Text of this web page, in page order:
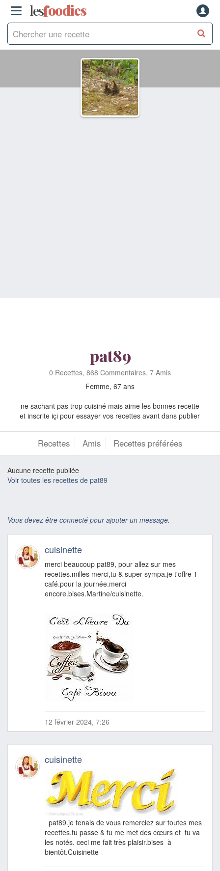
lesfoodies
pat89
0 Recettes, 868 Commentaires, 7 Amis
Femme, 67 ans
ne sachant pas trop cuisiné mais aime les bonnes recette
et inscrite içi pour essayer vos recettes avant dans publier
Recettes Amis Recettes préférées
Aucune recette publiée
Voir toutes les recettes de pat89
Vous devez être connecté pour ajouter un message.
cuisinette
merci beaucoup pat89, pour allez sur mes
recettes.milles merci,tu & super sympa.je t'offre 1
café.pour la journée.merci
encore.bises.Martine/cuisinette.
12 février 2024, 7:26
cuisinette
pat89.je tenais de vous remerciez sur toutes mes
recettes.tu passe & tu me met des cœurs et tu va
les notés. ceci me fait très plaisir.bises à
bientôt.Cuisinette